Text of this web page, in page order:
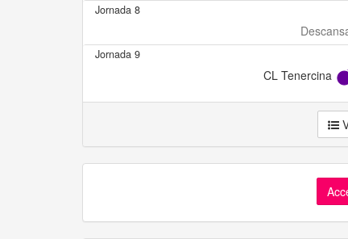
Jornada 8
Jornada 9
CL Tenercina